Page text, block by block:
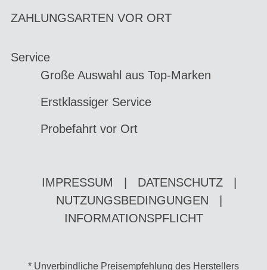
ZAHLUNGSARTEN VOR ORT
Service
Große Auswahl aus Top-Marken
Erstklassiger Service
Probefahrt vor Ort
IMPRESSUM DATENSCHUTZ
NUTZUNGSBEDINGUNGEN
INFORMATIONSPFLICHT
* Unverbindliche Preisempfehlung des Herstellers